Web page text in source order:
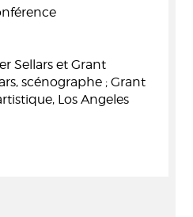
Sellars et Grant
scénographe ; Grant
Los Angeles